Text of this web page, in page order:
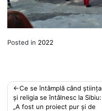
Posted in 2022
Post
navigation
Ce se întâmplă când știința
și religia se întâlnesc la Sibiu:
„A fost un proiect pur și de